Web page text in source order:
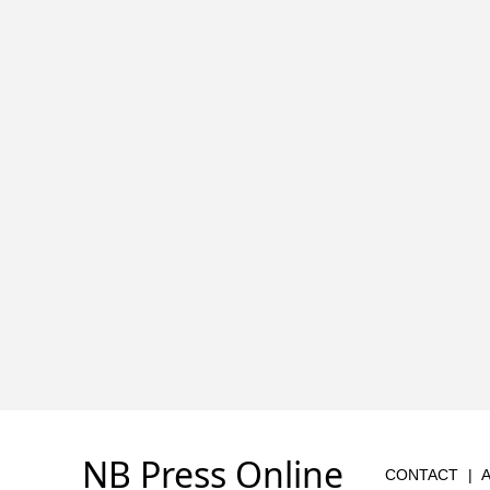
NB Press Online CONTACT